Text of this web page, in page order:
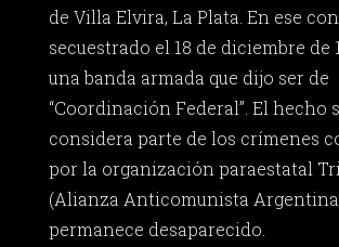
de Villa Elvira, La Plata. En ese
secuestrado el 18 de diciembre de
una banda armada que dijo ser de
“Coordinación Federal”. El hecho
considera parte de los crímenes
por la organización paraestatal
(Alianza Anticomunista
permanece desaparecido.